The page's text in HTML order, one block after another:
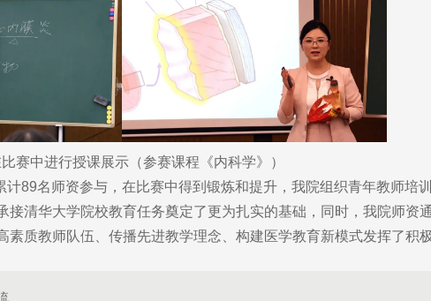
赛中进行授课展示（参赛课程《内科学》）
名师资参与，在比赛中得到锻炼和提升，我院组织青年教师培
清华大学院校教育任务奠定了更为扎实的基础，同时，我院师资
质教师队伍、传播先进教学理念、构建医学教育新模式发挥了积极